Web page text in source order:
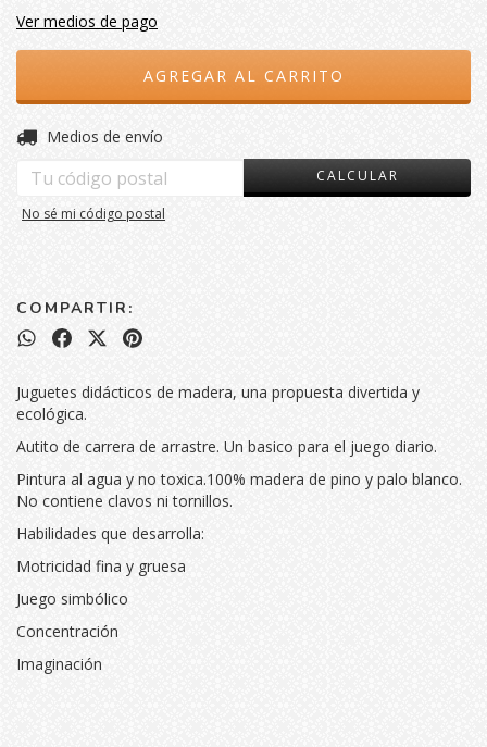
Ver medios de pago
Entregas para el CP:
Medios de envío
CALCULAR
No sé mi código postal
COMPARTIR:
Juguetes didácticos de madera, una propuesta divertida y
ecológica.
Autito de carrera de arrastre. Un basico para el juego diario.
Pintura al agua y no toxica.100% madera de pino y palo blanco.
No contiene clavos ni tornillos.
Habilidades que desarrolla:
Motricidad fina y gruesa
Juego simbólico
Concentración
Imaginación